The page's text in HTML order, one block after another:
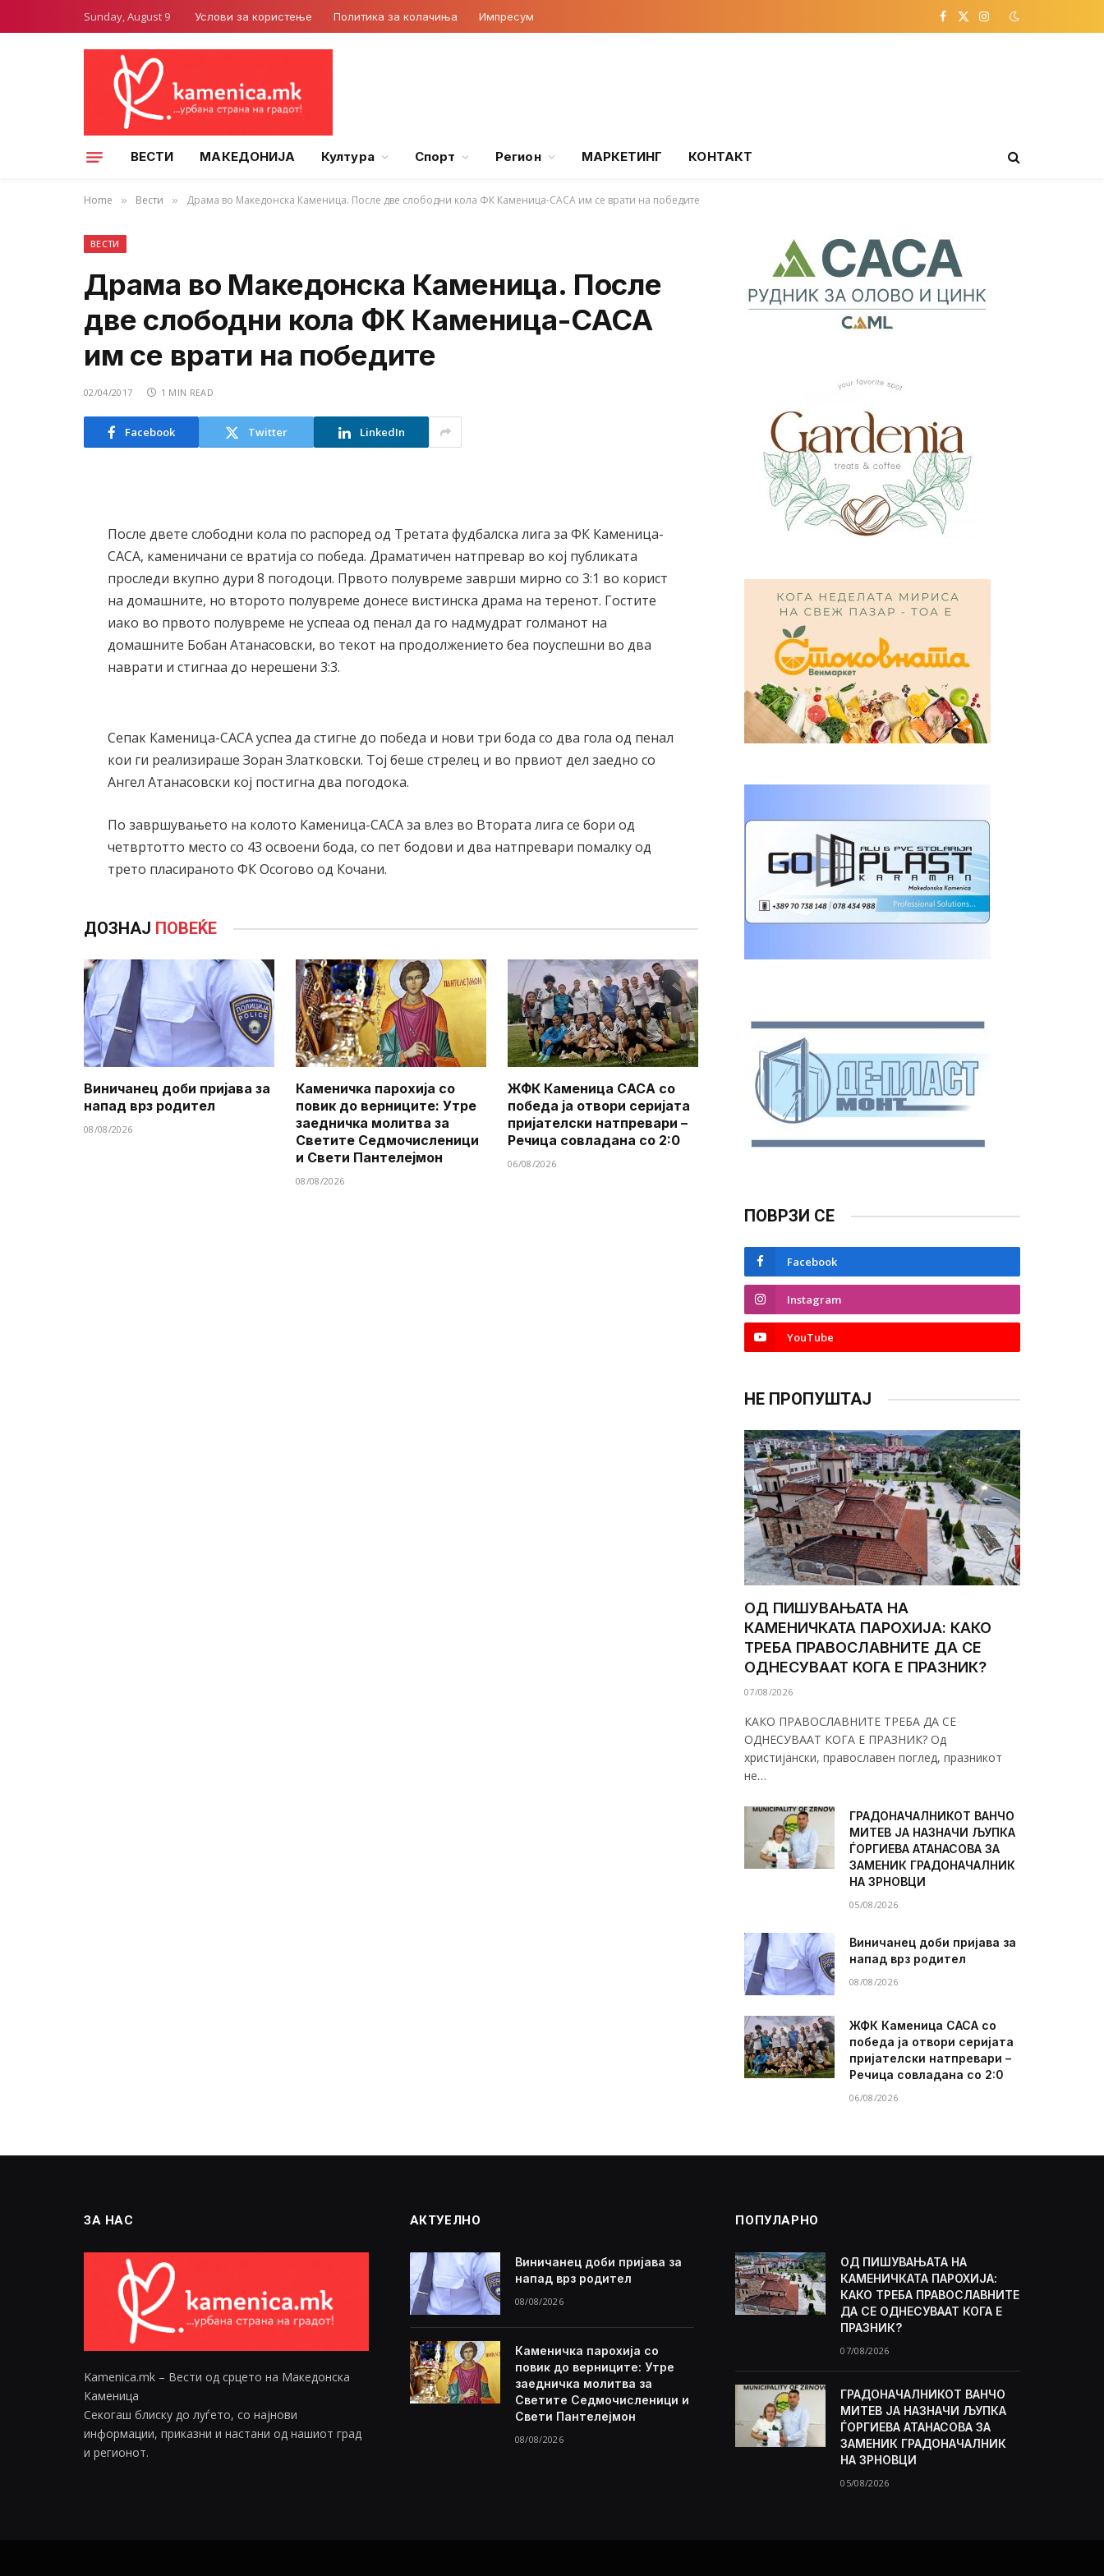
Sunday, August 9 Услови за користење Политика за колачиња Импресум Facebook
X
Instagram
ВЕСТИ МАКЕДОНИЈА Култура Спорт Регион МАРКЕТИНГ КОНТАКТ
Home » Вести » Драма во Македонска Каменица. После две слободни кола ФК Каменица-САСА им се врати на победите
ВЕСТИ
Драма во Македонска Каменица. После
две слободни кола ФК Каменица-САСА
им се врати на победите
02/04/2017 1 MIN READ
Facebook Twitter LinkedIn
После двете слободни кола по распоред од Третата фудбалска лига за ФК Каменица-
САСА, каменичани се вратија со победа. Драматичен натпревар во кој публиката
проследи вкупно дури 8 погодоци. Првото полувреме заврши мирно со 3:1 во корист
на домашните, но второто полувреме донесе вистинска драма на теренот. Гостите
иако во првото полувреме не успеаа од пенал да го надмудрат голманот на
домашните Бобан Атанасовски, во текот на продолжението беа поуспешни во два
наврати и стигнаа до нерешени 3:3.
Сепак Каменица-САСА успеа да стигне до победа и нови три бода со два гола од пенал
кои ги реализираше Зоран Златковски. Тој беше стрелец и во првиот дел заедно со
Ангел Атанасовски кој постигна два погодока.
По завршувањето на колото Каменица-САСА за влез во Втората лига се бори од
четвртотто место со 43 освоени бода, со пет бодови и два натпревари помалку од
трето пласираното ФК Осогово од Кочани.
ДОЗНАЈ ПОВЕЌЕ
Виничанец доби пријава за
напад врз родител
08/08/2026
Каменичка парохија со
повик до верниците: Утре
заедничка молитва за
Светите Седмочисленици
и Свети Пантелејмон
08/08/2026
ЖФК Каменица САСА со
победа ја отвори серијата
пријателски натпревари –
Речица совладана со 2:0
06/08/2026
ПОВРЗИ СЕ
Facebook
Instagram
YouTube
НЕ ПРОПУШТАЈ
ОД ПИШУВАЊАТА НА
КАМЕНИЧКАТА ПАРОХИЈА: КАКО
ТРЕБА ПРАВОСЛАВНИТЕ ДА СЕ
ОДНЕСУВААТ КОГА Е ПРАЗНИК?
07/08/2026
КАКО ПРАВОСЛАВНИТЕ ТРЕБА ДА СЕ
ОДНЕСУВААТ КОГА Е ПРАЗНИК? Од
христијански, православен поглед, празникот
не…
ГРАДОНАЧАЛНИКОТ ВАНЧО
МИТЕВ ЈА НАЗНАЧИ ЉУПКА
ЃОРГИЕВА АТАНАСОВА ЗА
ЗАМЕНИК ГРАДОНАЧАЛНИК
НА ЗРНОВЦИ
05/08/2026
Виничанец доби пријава за
напад врз родител
08/08/2026
ЖФК Каменица САСА со
победа ја отвори серијата
пријателски натпревари –
Речица совладана со 2:0
06/08/2026
ЗА НАС
Kamenica.mk – Вести од срцето на Македонска
Каменица
Секогаш блиску до луѓето, со најнови
информации, приказни и настани од нашиот град
и регионот.
АКТУЕЛНО
Виничанец доби пријава за
напад врз родител
08/08/2026
Каменичка парохија со
повик до верниците: Утре
заедничка молитва за
Светите Седмочисленици и
Свети Пантелејмон
08/08/2026
ПОПУЛАРНО
ОД ПИШУВАЊАТА НА
КАМЕНИЧКАТА ПАРОХИЈА:
КАКО ТРЕБА ПРАВОСЛАВНИТЕ
ДА СЕ ОДНЕСУВААТ КОГА Е
ПРАЗНИК?
07/08/2026
ГРАДОНАЧАЛНИКОТ ВАНЧО
МИТЕВ ЈА НАЗНАЧИ ЉУПКА
ЃОРГИЕВА АТАНАСОВА ЗА
ЗАМЕНИК ГРАДОНАЧАЛНИК
НА ЗРНОВЦИ
05/08/2026